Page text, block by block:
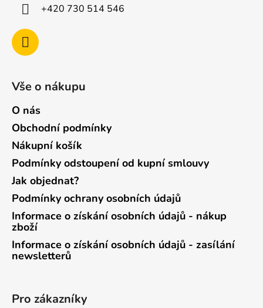
+420 730 514 546
Vše o nákupu
O nás
Obchodní podmínky
Nákupní košík
Podmínky odstoupení od kupní smlouvy
Jak objednat?
Podmínky ochrany osobních údajů
Informace o získání osobních údajů - nákup
zboží
Informace o získání osobních údajů - zasílání
newsletterů
Pro zákazníky